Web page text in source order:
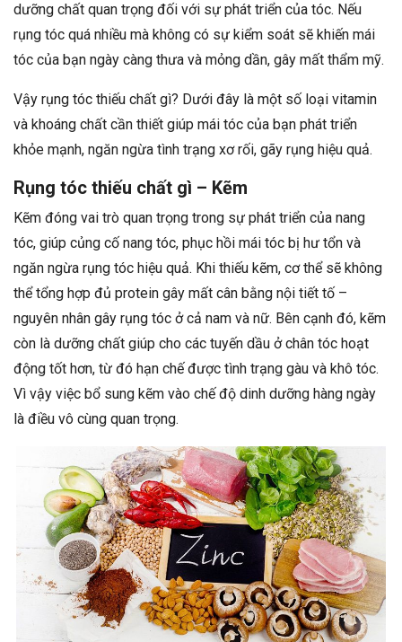
dưỡng chất quan trọng đối với sự phát triển của tóc. Nếu
rụng tóc quá nhiều mà không có sự kiểm soát sẽ khiến mái
tóc của bạn ngày càng thưa và mỏng dần, gây mất thẩm mỹ.
Vậy rụng tóc thiếu chất gì? Dưới đây là một số loại vitamin
và khoáng chất cần thiết giúp mái tóc của bạn phát triển
khỏe mạnh, ngăn ngừa tình trạng xơ rối, gãy rụng hiệu quả.
Rụng tóc thiếu chất gì – Kẽm
Kẽm đóng vai trò quan trọng trong sự phát triển của nang
tóc, giúp củng cố nang tóc, phục hồi mái tóc bị hư tổn và
ngăn ngừa rụng tóc hiệu quả. Khi thiếu kẽm, cơ thể sẽ không
thể tổng hợp đủ protein gây mất cân bằng nội tiết tố –
nguyên nhân gây rụng tóc ở cả nam và nữ. Bên cạnh đó, kẽm
còn là dưỡng chất giúp cho các tuyến dầu ở chân tóc hoạt
động tốt hơn, từ đó hạn chế được tình trạng gàu và khô tóc.
Vì vậy việc bổ sung kẽm vào chế độ dinh dưỡng hàng ngày
là điều vô cùng quan trọng.